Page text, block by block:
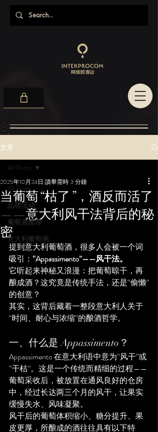
文章
All Posts
品牌活动
葡萄酒推荐
意大利葡萄酒
All Posts
当葡萄“枯了”，酒反而活了
——意大利风干法背后的秘
密
2025年10月24日 讀畢需時 3 分鐘
提到意大利葡萄酒，很多人会被一个词
吸引： “Appassimento”——风干法。
它听起来神秘又浪漫：把葡萄晾干，再
酿成酒？这究竟是传统手法，还是“偷懒”
的创意？
其实，这背后藏着一整段意大利人关于
“时间、耐心与浓缩”的酿酒哲学。
一、什么是 Appassimento？
Appassimento 在意大利语中意为“风干”或
“干枯”。这是一个传统而精细的过程——
葡萄采收后，被放置在通风良好的仓房
中，经过长达两三个月的风干，让果实
缓慢失水、风味凝聚。
风干后的葡萄体积缩小、糖分提升、果
皮更厚，所酿成的酒往往具有以下特